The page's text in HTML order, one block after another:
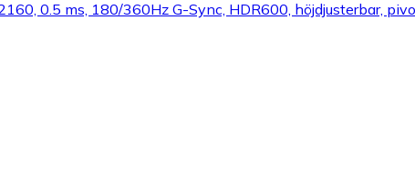
0.5 ms, 180/360Hz G-Sync, HDR600, höjdjusterbar,